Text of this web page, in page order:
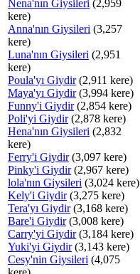
Nena'nın Giysileri (2,959
kere)
Anna'nın Giysileri (3,257
kere)
Luna'nın Giysileri (2,951
kere)
Poula'yı Giydir(2,911 kere)
Maya'yı Giydir(3,994 kere)
Funny'i Giydir(2,854 kere)
Poli'yi Giydir(2,878 kere)
Hena'nın Giysileri (2,832
kere)
Ferry'i Giydir(3,097 kere)
Pinky'i Giydir(2,967 kere)
lola'nın Giysileri (3,024 kere)
Kely'i Giydir(3,275 kere)
Tera'yı Giydir(3,168 kere)
Bare'i Giydir(3,008 kere)
Carry'yi Giydir(3,184 kere)
Yuki'yi Giydir(3,143 kere)
Cesy'nin Giysileri (4,075